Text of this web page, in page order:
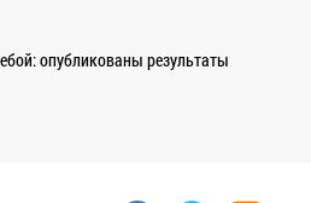
опубликованы результаты